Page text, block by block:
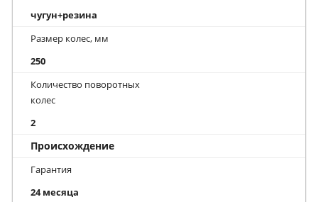
чугун+резина
Размер колес, мм
250
Количество поворотных
колес
2
Происхождение
Гарантия
24 месяца